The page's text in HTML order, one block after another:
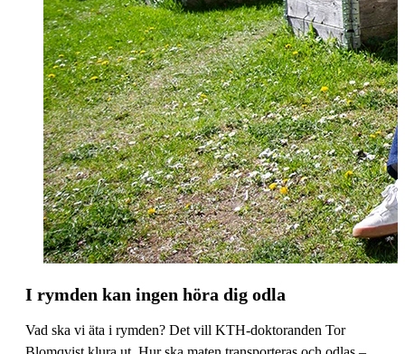
I rymden kan ingen höra dig odla
Vad ska vi äta i rymden? Det vill KTH-doktoranden Tor